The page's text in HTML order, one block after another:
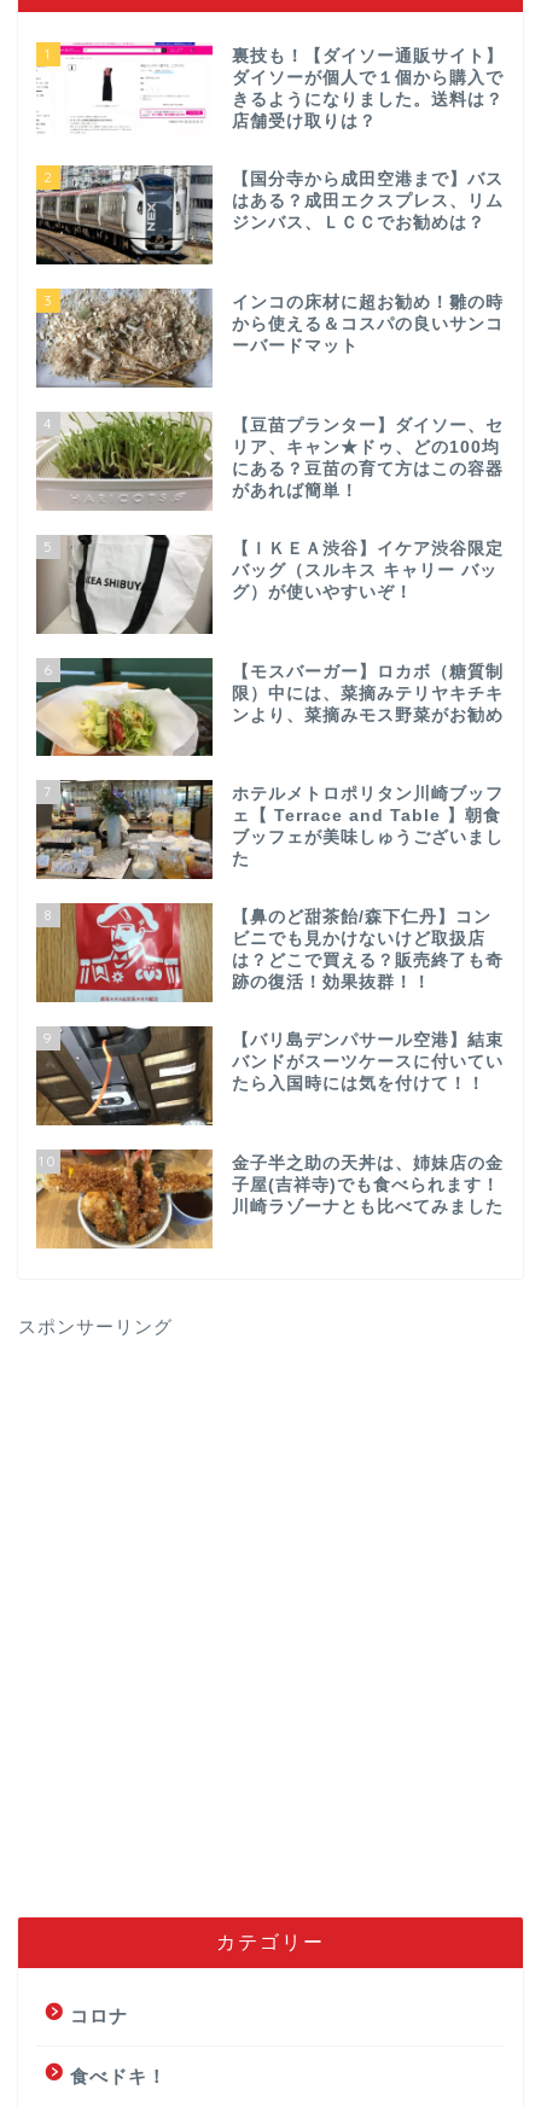
1
裏技も！【ダイソー通販サイト】
ダイソーが個人で１個から購入で
きるようになりました。送料は？
店舗受け取りは？
2
【国分寺から成田空港まで】バス
はある？成田エクスプレス、リム
ジンバス、ＬＣＣでお勧めは？
3
インコの床材に超お勧め！雛の時
から使える＆コスパの良いサンコ
ーバードマット
4
【豆苗プランター】ダイソー、セ
リア、キャン★ドゥ、どの100均
にある？豆苗の育て方はこの容器
があれば簡単！
5
【ＩＫＥＡ渋谷】イケア渋谷限定
バッグ（スルキス キャリー バッ
グ）が使いやすいぞ！
6
【モスバーガー】ロカボ（糖質制
限）中には、菜摘みテリヤキチキ
ンより、菜摘みモス野菜がお勧め
7
ホテルメトロポリタン川崎ブッフ
ェ【 Terrace and Table 】朝食
ブッフェが美味しゅうございまし
た
8
【鼻のど甜茶飴/森下仁丹】コン
ビニでも見かけないけど取扱店
は？どこで買える？販売終了も奇
跡の復活！効果抜群！！
9
【バリ島デンパサール空港】結束
バンドがスーツケースに付いてい
たら入国時には気を付けて！！
10
金子半之助の天丼は、姉妹店の金
子屋(吉祥寺)でも食べられます！
川崎ラゾーナとも比べてみました
スポンサーリング
カテゴリー
コロナ
食べドキ！